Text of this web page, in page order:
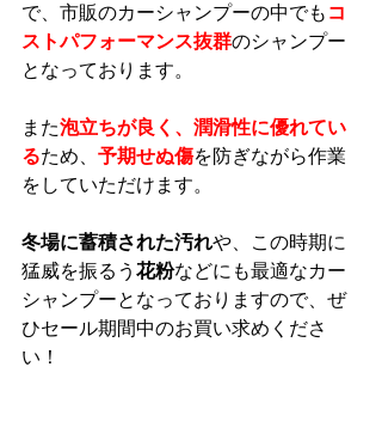
で、市販のカーシャンプーの中でも コ
ストパフォーマンス抜群のシャンプー
となっております。
また泡立ちが良く、潤滑性に優れてい
るため、 予期せぬ傷を防ぎながら作業
をしていただけます。
冬場に蓄積された汚れや、この時期に
猛威を振るう 花粉などにも最適なカー
シャンプーとなっておりますので、ぜ
ひセール期間中のお買い求めくださ
い！